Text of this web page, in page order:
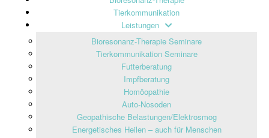
Tierkommunikation
Leistungen
Bioresonanz-Therapie Seminare
Tierkommunikation Seminare
Futterberatung
Impfberatung
Homöopathie
Auto-Nosoden
Geopathische Belastungen/Elektrosmog
Energetisches Heilen – auch für Menschen